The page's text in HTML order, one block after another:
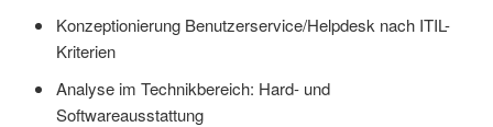
Konzeptionierung Benutzerservice/Helpdesk nach ITIL-
Kriterien
Analyse im Technikbereich: Hard- und
Softwareausstattung